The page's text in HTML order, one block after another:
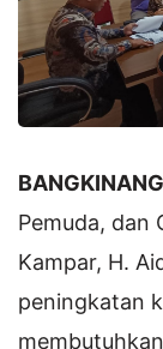
BANGKINANG
Pemuda, dan
Kampar, H.
peningkatan